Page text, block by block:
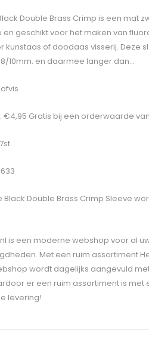
Double Brass Crimp is een mat
geschikt voor het maken van
kunstaas of doodaas visserij. Deze
10mm. en daarmee langer dan…
€4,95 Gratis bij een orderwaarde
Black Double Brass Crimp Sleeve
is een moderne webshop voor al
Met een ruim assortiment
wordt dagelijks aangevuld
er een ruim assortiment is met
levering!